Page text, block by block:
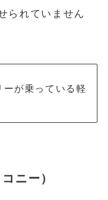
られていません
ーが乗っている軽
ニー）